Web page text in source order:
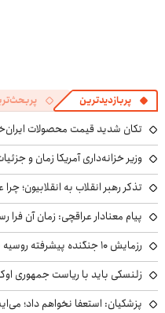
پربازدیدترین
تکان شدید قیمت محصولات ایران‌خودرو و
وزیر خزانه‌داری آمریکا زمان و
تذکر رهبر انقلاب به انقلابیون؛
پیام معنادار عراقچی: زمان آن فرا
رزمایش ۱۰ جنگنده پیشرفته روسیه بر فراز اروپای مرکزی با مهمات واقعی
زلنسکی باید با ریاست جمهوری
پزشکیان: استعفا نخواهم داد؛